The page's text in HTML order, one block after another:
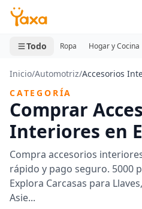
MINI CARRITO
0 productos
Todo Ropa Hogar y Cocina
Inicio/Automotriz/Accesorios
CATEGORÍA
Comprar
Interiores en
Compra accesorios
rápido y pago seguro. 5000
Explora Carcasas para
Asie...